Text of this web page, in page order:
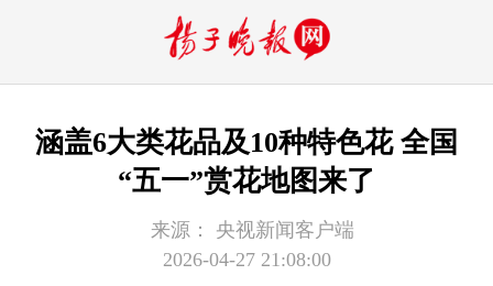
涵盖6大类花品及10种特色花 全国
“五一”赏花地图来了
来源：
央视新闻客户端
2026-04-27 21:08:00